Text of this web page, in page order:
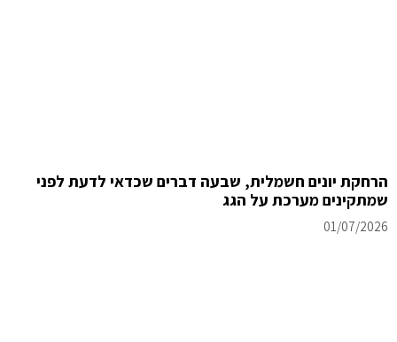
הרחקת יונים חשמלית, שבעה דברים שכדאי לדעת לפני
שמתקינים מערכת על הגג
01/07/2026